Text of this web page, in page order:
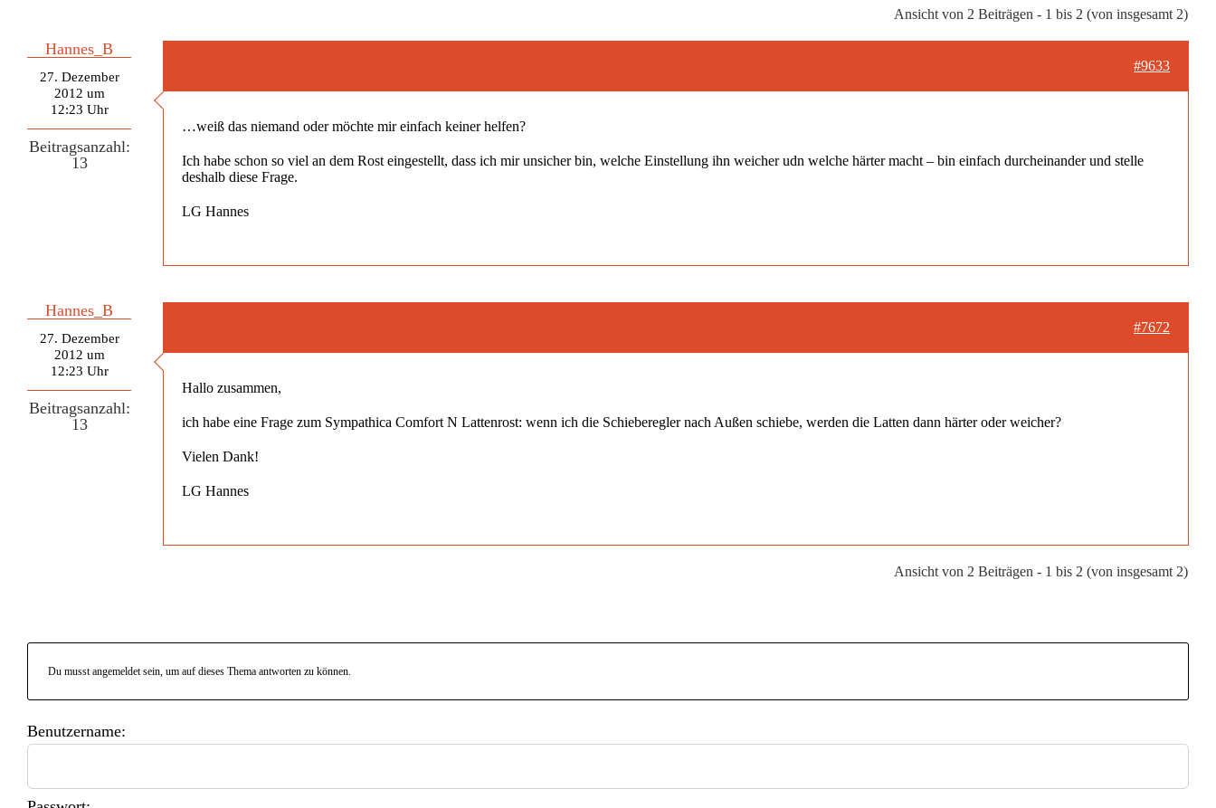
Ansicht von 2 Beiträgen - 1 bis 2 (von insgesamt 2)
Hannes_B
27. Dezember
2012 um
12:23 Uhr
Beitragsanzahl:
13
#9633
…weiß das niemand oder möchte mir einfach keiner helfen?
Ich habe schon so viel an dem Rost eingestellt, dass ich mir unsicher bin, welche Einstellung ihn weicher udn welche härter macht – bin einfach durcheinander und stelle
deshalb diese Frage.
LG Hannes
Hannes_B
27. Dezember
2012 um
12:23 Uhr
Beitragsanzahl:
13
#7672
Hallo zusammen,
ich habe eine Frage zum Sympathica Comfort N Lattenrost: wenn ich die Schieberegler nach Außen schiebe, werden die Latten dann härter oder weicher?
Vielen Dank!
LG Hannes
Ansicht von 2 Beiträgen - 1 bis 2 (von insgesamt 2)
Du musst angemeldet sein, um auf dieses Thema antworten zu können.
Benutzername: